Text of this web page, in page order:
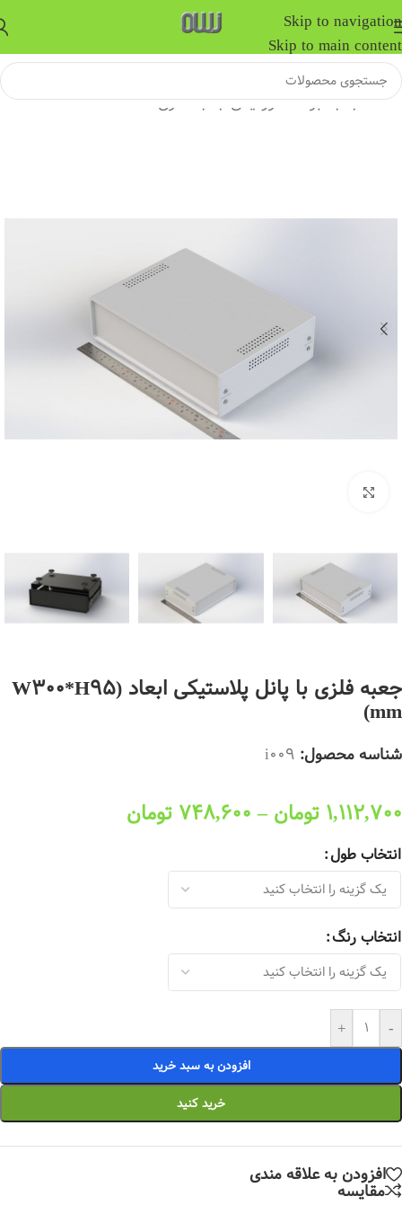
Skip to navigation
Skip to main content
خانه/جعبه برد الکترونیکی/جعبه فلزی
جعبه فلزی با پانل پلاستیکی ابعاد (W300*H95
mm)
شناسه محصول: i009
1,112,700 تومان –
748,600 تومان
انتخاب طول
انتخاب رنگ
-
+
افزودن به سبد خرید
خرید کنید
افزودن به علاقه مندی
مقایسه